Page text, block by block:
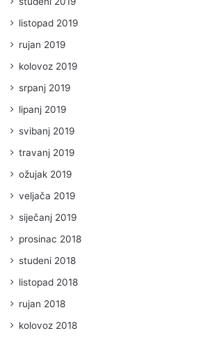
listopad 2019
rujan 2019
kolovoz 2019
srpanj 2019
lipanj 2019
svibanj 2019
travanj 2019
ožujak 2019
veljača 2019
siječanj 2019
prosinac 2018
studeni 2018
listopad 2018
rujan 2018
kolovoz 2018